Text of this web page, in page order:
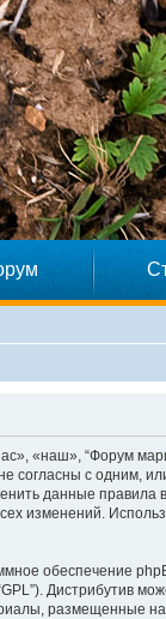
«наш», “Форум
с одним,
данные
изменений.
обеспечение
Дистрибутив
размещенные